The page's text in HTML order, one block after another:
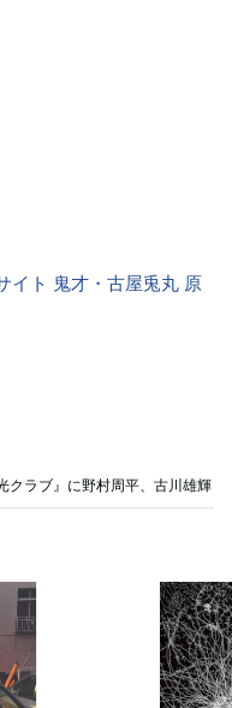
ト 鬼才・古屋兎丸 原
ラブ』に野村周平、古川雄輝ら